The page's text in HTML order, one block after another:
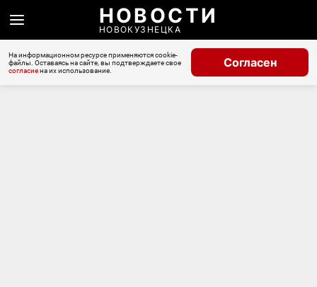
НОВОСТИ
НОВОКУЗНЕЦКА
На информационном ресурсе применяются cookie-
файлы. Оставаясь на сайте, вы подтверждаете свое
согласиена их использование.
Согласен